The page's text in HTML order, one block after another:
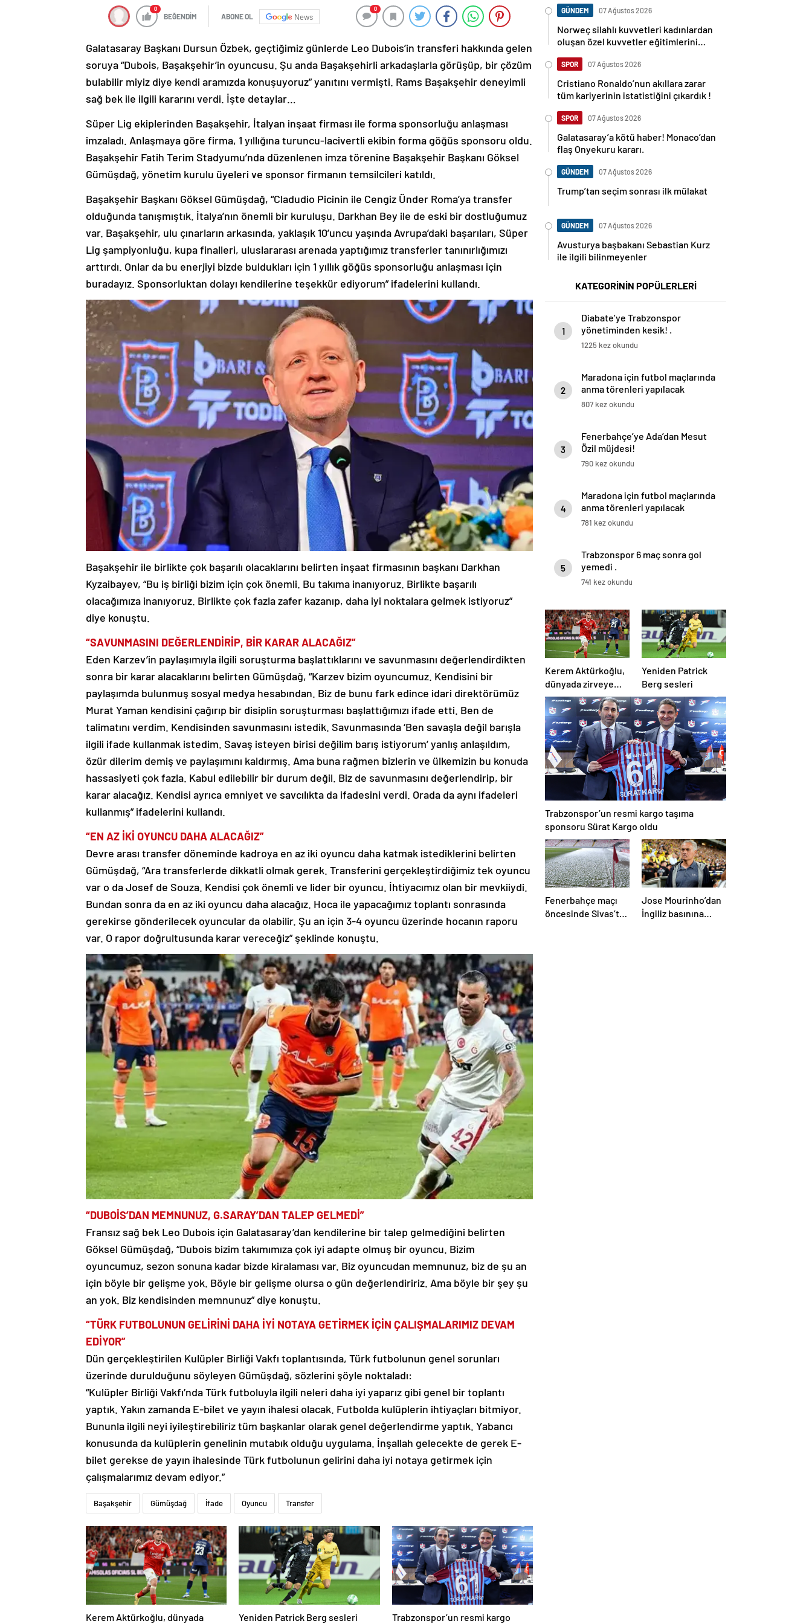
News
soruya “Dubois, Başakşehir’in oyuncusu. Şu anda Başakşehirli arkadaşlarla görüşüp, bir çözüm
bulabilir miyiz diye kendi aramızda konuşuyoruz” yanıtını vermişti. Rams Başakşehir deneyimli
sağ bek ile ilgili kararını verdi. İşte detaylar…
imzaladı. Anlaşmaya göre firma, 1 yıllığına turuncu-lacivertli ekibin forma göğüs sponsoru oldu.
Başakşehir Fatih Terim Stadyumu’nda düzenlenen imza törenine Başakşehir Başkanı Göksel
Gümüşdağ, yönetim kurulu üyeleri ve sponsor firmanın temsilcileri katıldı.
olduğunda tanışmıştık. İtalya’nın önemli bir kuruluşu. Darkhan Bey ile de eski bir dostluğumuz
var. Başakşehir, ulu çınarların arkasında, yaklaşık 10’uncu yaşında Avrupa’daki başarıları, Süper
Lig şampiyonluğu, kupa finalleri, uluslararası arenada yaptığımız transferler tanınırlığımızı
arttırdı. Onlar da bu enerjiyi bizde buldukları için 1 yıllık göğüs sponsorluğu anlaşması için
buradayız. Sponsorluktan dolayı kendilerine teşekkür ediyorum” ifadelerini kullandı.
Kyzaibayev, “Bu iş birliği bizim için çok önemli. Bu takıma inanıyoruz. Birlikte başarılı
olacağımıza inanıyoruz. Birlikte çok fazla zafer kazanıp, daha iyi noktalara gelmek istiyoruz”
diye konuştu.
Eden Karzev’in paylaşımıyla ilgili soruşturma başlattıklarını ve savunmasını değerlendirdikten
sonra bir karar alacaklarını belirten Gümüşdağ, “Karzev bizim oyuncumuz. Kendisini bir
paylaşımda bulunmuş sosyal medya hesabından. Biz de bunu fark edince idari direktörümüz
Murat Yaman kendisini çağırıp bir disiplin soruşturması başlattığımızı ifade etti. Ben de
talimatını verdim. Kendisinden savunmasını istedik. Savunmasında ‘Ben savaşla değil barışla
ilgili ifade kullanmak istedim. Savaş isteyen birisi değilim barış istiyorum’ yanlış anlaşıldım,
özür dilerim demiş ve paylaşımını kaldırmış. Ama buna rağmen bizlerin ve ülkemizin bu konuda
hassasiyeti çok fazla. Kabul edilebilir bir durum değil. Biz de savunmasını değerlendirip, bir
karar alacağız. Kendisi ayrıca emniyet ve savcılıkta da ifadesini verdi. Orada da aynı ifadeleri
kullanmış” ifadelerini kullandı.
Devre arası transfer döneminde kadroya en az iki oyuncu daha katmak istediklerini belirten
Gümüşdağ, “Ara transferlerde dikkatli olmak gerek. Transferini gerçekleştirdiğimiz tek oyuncu
var o da Josef de Souza. Kendisi çok önemli ve lider bir oyuncu. İhtiyacımız olan bir mevkiiydi.
Bundan sonra da en az iki oyuncu daha alacağız. Hoca ile yapacağımız toplantı sonrasında
gerekirse gönderilecek oyuncular da olabilir. Şu an için 3-4 oyuncu üzerinde hocanın raporu
var. O rapor doğrultusunda karar vereceğiz” şeklinde konuştu.
Fransız sağ bek Leo Dubois için Galatasaray’dan kendilerine bir talep gelmediğini belirten
Göksel Gümüşdağ, “Dubois bizim takımımıza çok iyi adapte olmuş bir oyuncu. Bizim
oyuncumuz, sezon sonuna kadar bizde kiralaması var. Biz oyuncudan memnunuz, biz de şu an
için böyle bir gelişme yok. Böyle bir gelişme olursa o gün değerlendiririz. Ama böyle bir şey şu
an yok. Biz kendisinden memnunuz” diye konuştu.
EDİYOR”
Dün gerçekleştirilen Kulüpler Birliği Vakfı toplantısında, Türk futbolunun genel sorunları
üzerinde durulduğunu söyleyen Gümüşdağ, sözlerini şöyle noktaladı:
“Kulüpler Birliği Vakfı’nda Türk futboluyla ilgili neleri daha iyi yaparız gibi genel bir toplantı
yaptık. Yakın zamanda E-bilet ve yayın ihalesi olacak. Futbolda kulüplerin ihtiyaçları bitmiyor.
Bununla ilgili neyi iyileştirebiliriz tüm başkanlar olarak genel değerlendirme yaptık. Yabancı
konusunda da kulüplerin genelinin mutabık olduğu uygulama. İnşallah gelecekte de gerek E-
bilet gerekse de yayın ihalesinde Türk futbolunun gelirini daha iyi notaya getirmek için
çalışmalarımız devam ediyor.”
Başakşehir Gümüşdağ İfade Oyuncu Transfer
Kerem Aktürkoğlu, dünyada
zirveye oturdu: En çok maça
Yeniden Patrick Berg sesleri
Trabzonspor’un resmi kargo
taşıma sponsoru Sürat Kargo
Norweç silahlı kuvvetleri kadınlardan
oluşan özel kuvvetler eğitimlerini
başlattı.
Cristiano Ronaldo’nun akıllara zarar
tüm kariyerinin istatistiğini çıkardık !
Galatasaray’a kötü haber! Monaco’dan
flaş Onyekuru kararı.
Trump’tan seçim sonrası ilk mülakat
Avusturya başbakanı Sebastian Kurz
ile ilgili bilinmeyenler
1
yönetiminden kesik! .
1225 kez okundu
2
anma törenleri yapılacak
807 kez okundu
3
Özil müjdesi!
790 kez okundu
4
anma törenleri yapılacak
781 kez okundu
5
yemedi .
741 kez okundu
Kerem Aktürkoğlu,
dünyada zirveye
oturdu: En çok
maça çıkan oyuncu!
Yeniden Patrick
Berg sesleri
Trabzonspor’un resmi kargo taşıma
sponsoru Sürat Kargo oldu
Fenerbahçe maçı
öncesinde Sivas’ta
zemin karla
Jose Mourinho’dan
İngiliz basınına
Fenerbahçe itirafı!